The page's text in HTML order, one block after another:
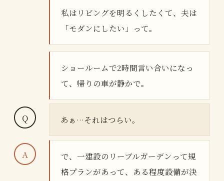
私はリビングを明るくしたくて、夫は
「モダンにしたい」って。
ショールームで2時間言い合いになっ
て、帰りの車が静かで。
あぁ…それはつらい。
で、一建設のリーブルガーデンって規
格プランがあって、ある程度設備が決